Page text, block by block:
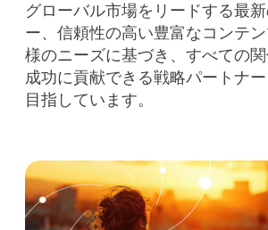
グローバル市場をリードする最
ー、信頼性の高い豊富なコンテ
様のニーズに基づき、すべての
成功に貢献できる戦略パートナ
目指しています。